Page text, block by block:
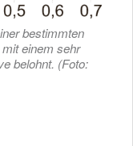
bestimmten
einem sehr
belohnt. (Foto: